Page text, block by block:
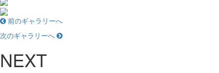
前のギャラリーへ
次のギャラリーへ
NEXT